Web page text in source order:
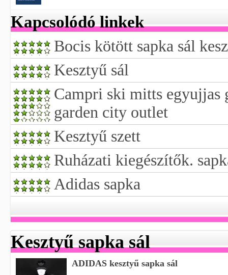
Kapcsolódó linkek
Bocis kötött sapka sál
Kesztyű sál
Campri ski mitts egyujjas
garden city outlet
Kesztyű szett
Ruházati kiegészítők.
Adidas sapka
Kesztyű sapka sál
ADIDAS kesztyű sapka sál